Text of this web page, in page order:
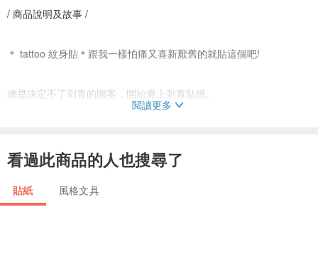
/ 商品說明及故事 /
＊ tattoo 紋身貼＊跟我一樣怕痛又喜新厭舊的就貼這個吧!
總是決定不了刺青的圖案，開始愛上刺青貼紙。
現在冬天包緊緊，但在僅少露出來的地方貼上超可愛的!
▲△ 為了防止包裝浪費，節省地球資源，請大家一次盡量購買3張以
上的貼紙，一起保護地球，我們提供的包裝夾鏈袋也可以重複利用喔!
閱讀更多
看過此商品的人也搜尋了
貼紙 風格文具